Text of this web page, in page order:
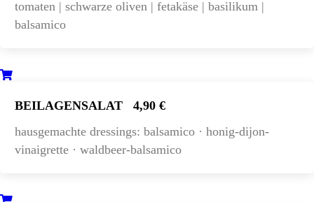
tomaten | schwarze oliven | fetakäse | basilikum |
balsamico
BEILAGENSALAT
4,90 €
hausgemachte dressings: balsamico · honig-dijon-
vinaigrette · waldbeer-balsamico